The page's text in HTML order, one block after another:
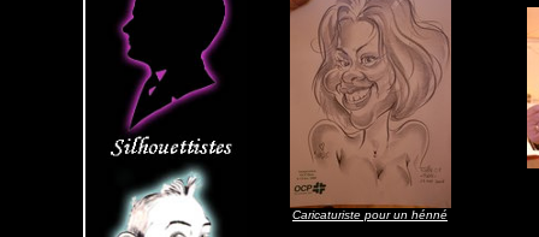
Caricaturiste pour un hénné